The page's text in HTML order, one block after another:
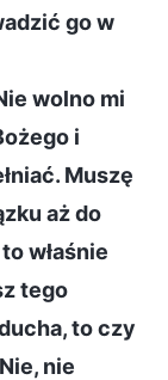
go w
wolno mi
i
Muszę
aż do
właśnie
tego
to czy
nie